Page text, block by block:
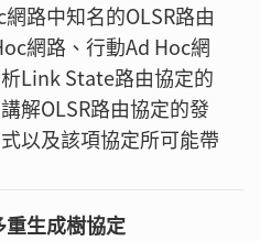
路中知名的OLSR路由
網路、行動Ad Hoc網
Link State路由協定的
解OLSR路由協定的發
以及該項協定所可能帶
生成樹協定